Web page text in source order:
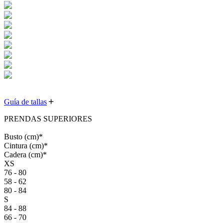
Guía de tallas
PRENDAS SUPERIORES
Busto (cm)*
Cintura (cm)*
Cadera (cm)*
XS
76 - 80
58 - 62
80 - 84
S
84 - 88
66 - 70